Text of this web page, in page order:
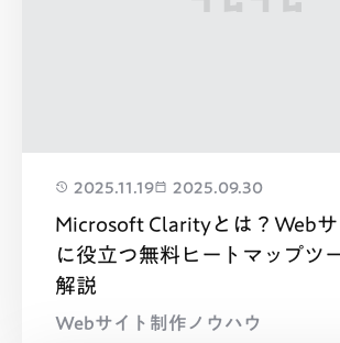
2025.11.19 2025.09.30
Microsoft Clarityとは？Web
に役立つ無料ヒートマップツ
解説
Webサイト制作ノウハウ